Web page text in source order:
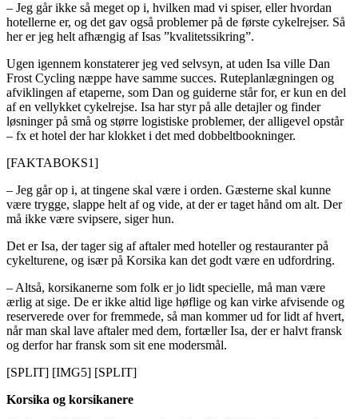
– Jeg går ikke så meget op i, hvilken mad vi spiser, eller hvordan
hotellerne er, og det gav også problemer på de første cykelrejser. Så
her er jeg helt afhængig af Isas ”kvalitetssikring”.
Ugen igennem konstaterer jeg ved selvsyn, at uden Isa ville Dan
Frost Cycling næppe have samme succes. Ruteplanlægningen og
afviklingen af etaperne, som Dan og guiderne står for, er kun en del
af en vellykket cykelrejse. Isa har styr på alle detajler og finder
løsninger på små og større logistiske problemer, der alligevel opstår
– fx et hotel der har klokket i det med dobbeltbookninger.
[FAKTABOKS1]
– Jeg går op i, at tingene skal være i orden. Gæsterne skal kunne
være trygge, slappe helt af og vide, at der er taget hånd om alt. Der
må ikke være svipsere, siger hun.
Det er Isa, der tager sig af aftaler med hoteller og restauranter på
cykelturene, og især på Korsika kan det godt være en udfordring.
– Altså, korsikanerne som folk er jo lidt specielle, må man være
ærlig at sige. De er ikke altid lige høflige og kan virke afvisende og
reserverede over for fremmede, så man kommer ud for lidt af hvert,
når man skal lave aftaler med dem, fortæller Isa, der er halvt fransk
og derfor har fransk som sit ene modersmål.
[SPLIT] [IMG5] [SPLIT]
Korsika og korsikanere